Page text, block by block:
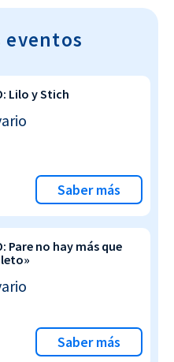
eventos
Lilo y Stich
Saber más
Pare no hay más que
Saber más